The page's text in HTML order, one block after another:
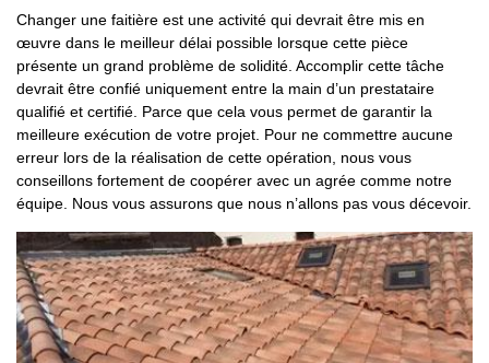
Changer une faitière est une activité qui devrait être mis en
œuvre dans le meilleur délai possible lorsque cette pièce
présente un grand problème de solidité. Accomplir cette tâche
devrait être confié uniquement entre la main d’un prestataire
qualifié et certifié. Parce que cela vous permet de garantir la
meilleure exécution de votre projet. Pour ne commettre aucune
erreur lors de la réalisation de cette opération, nous vous
conseillons fortement de coopérer avec un agrée comme notre
équipe. Nous vous assurons que nous n’allons pas vous décevoir.